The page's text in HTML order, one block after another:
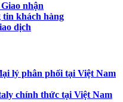
nhận
tin khách hàng
dịch
lý phân phối tại Việt Nam
chính thức tại Việt Nam